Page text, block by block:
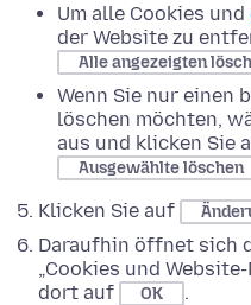
Um alle Cookies und
der Website zu
Alle angezeigten
Wenn Sie nur einen
löschen möchten,
aus und klicken Sie
Ausgewählte löschen
Klicken Sie auf
Daraufhin öffnet sich
„Cookies und
dort auf
OK
.